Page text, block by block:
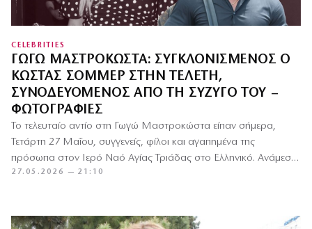
CELEBRITIES
ΓΩΓΏ ΜΑΣΤΡΟΚΏΣΤΑ: ΣΥΓΚΛΟΝΙΣΜΈΝΟΣ Ο
ΚΏΣΤΑΣ ΣΌΜΜΕΡ ΣΤΗΝ ΤΕΛΕΤΉ,
ΣΥΝΟΔΕΥΌΜΕΝΟΣ ΑΠΌ ΤΗ ΣΎΖΥΓΌ ΤΟΥ –
ΦΩΤΟΓΡΑΦΊΕΣ
Το τελευταίο αντίο στη Γωγώ Μαστροκώστα είπαν σήμερα,
Τετάρτη 27 Μαΐου, συγγενείς, φίλοι και αγαπημένα της
πρόσωπα στον Ιερό Ναό Αγίας Τριάδας στο Ελληνικό. Ανάμεσα
σε…
27.05.2026 — 21:10